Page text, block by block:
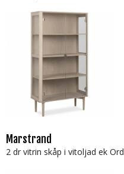
Marstrand
2 dr vitrin skåp i vitoljad ek